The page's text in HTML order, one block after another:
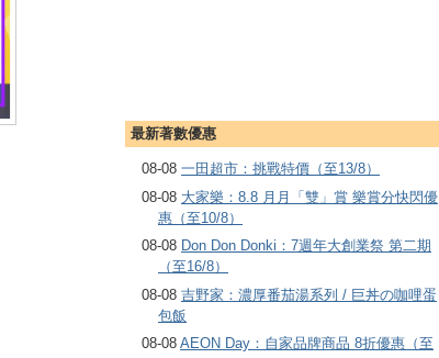
最新著數優惠
08-08 一田超市：挑戰特價（至13/8）
08-08 大家樂：8.8 月月「雙」賞 樂賞分快閃優
惠（至10/8）
08-08 Don Don Donki：7週年大創業祭 第二期
（至16/8）
08-08 吉野家：濃厚番茄湯系列 / 巨丼の咖哩蛋
包飯
08-08 AEON Day：自家品牌商品 8折優惠（至